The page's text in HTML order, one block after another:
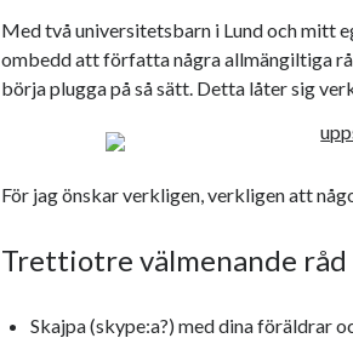
Med två universitetsbarn i Lund och mitt
ombedd att författa några allmängiltiga
börja plugga på så sätt. Detta låter sig
För jag önskar verkligen, verkligen att
Trettiotre välmenande
Skajpa (skype:a?) med dina föräldrar